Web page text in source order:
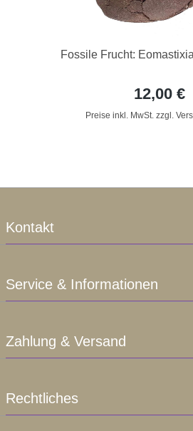
Fossile Frucht:
12,00 €
Preise inkl. MwSt. zzgl.
Kontakt
Service & Informationen
Zahlung & Versand
Rechtliches